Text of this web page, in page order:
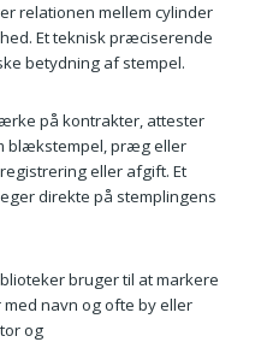
relationen mellem cylinder
Et teknisk præciserende
betydning af stempel.
på kontrakter, attester
blækstempel, præg eller
eller afgift. Et
direkte på stemplingens
bruger til at markere
navn og ofte by eller
og